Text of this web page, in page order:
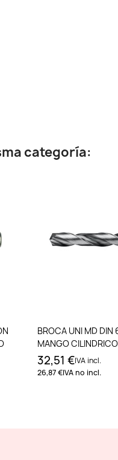
categoría:
BROCA UNI MD DIN
MANGO
32,51 €IVA incl.
26,87 €IVA no incl.